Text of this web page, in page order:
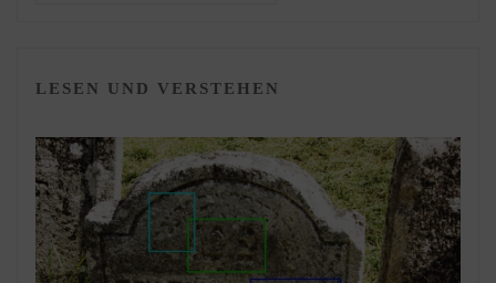
LESEN UND VERSTEHEN